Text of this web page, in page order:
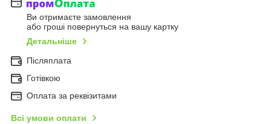
Ви отримаєте замовлення
або гроші повернуться на вашу картку
Детальніше
Післяплата
Готівкою
Оплата за реквізитами
Всі умови оплати